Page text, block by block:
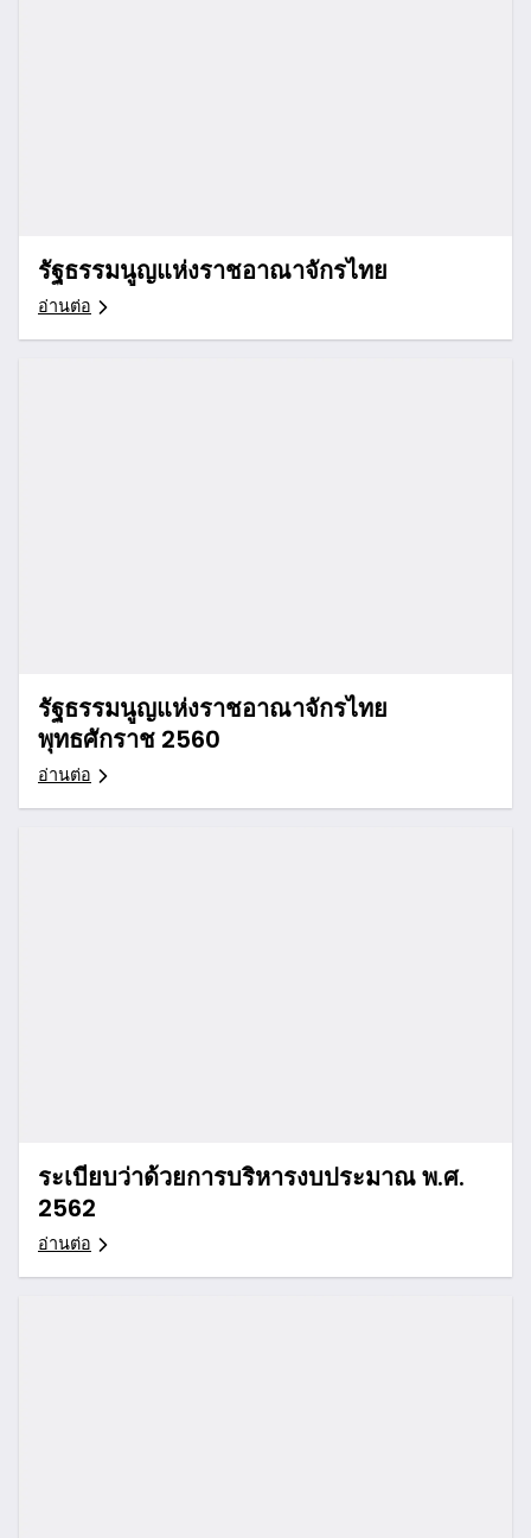
รัฐธรรมนูญแห่งราชอาณาจักรไทย
อ่านต่อ
รัฐธรรมนูญแห่งราชอาณาจักรไทย
พุทธศักราช 2560
อ่านต่อ
ระเบียบว่าด้วยการบริหารงบประมาณ พ.ศ.
2562
อ่านต่อ